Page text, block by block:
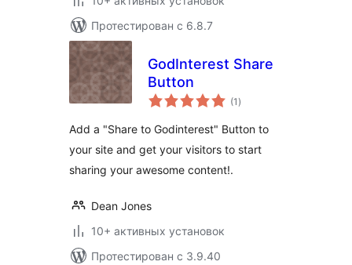
Протестирован с 6.8.7
GodInterest Share
Button
(1 общий
рейтинг
)
Add a "Share to Godinterest" Button to
your site and get your visitors to start
sharing your awesome content!.
Dean Jones
10+ активных установок
Протестирован с 3.9.40